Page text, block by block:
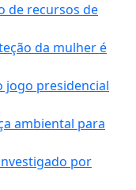
de recursos de
da mulher é
jogo presidencial
ambiental para
por